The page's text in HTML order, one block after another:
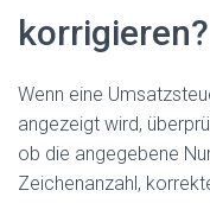
korrigieren?
Wenn eine
angezeigt wird,
ob die angegebene
Zeichenanzahl,